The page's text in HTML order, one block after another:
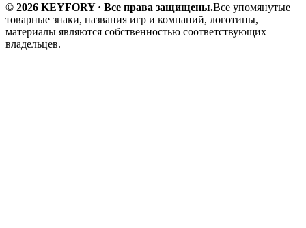
© 2026 KEYFORY · Все права защищены.Все упомянутые
товарные знаки, названия игр и компаний, логотипы,
материалы являются собственностью соответствующих
владельцев.